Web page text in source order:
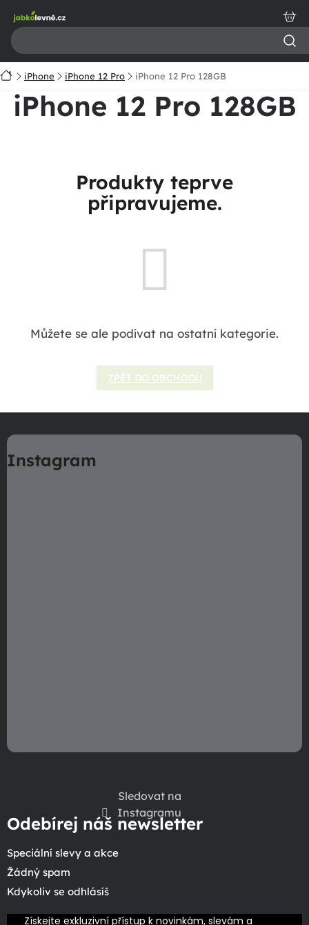
obsah
DomůiPhone iPhone 12 Pro iPhone 12 Pro 128GB
iPhone 12 Pro 128GB
Produkty teprve
připravujeme.
Můžete se ale podívat na ostatní kategorie.
ZPĚT DO OBCHODU
á
pInstagram
Sledovat na
Instagramu
Odebírej náš newsletter
Speciální slevy a akce
Žádný spam
Kdykoliv se odhlásíš
Získejte exkluzivní přístup k novinkám, slevám a